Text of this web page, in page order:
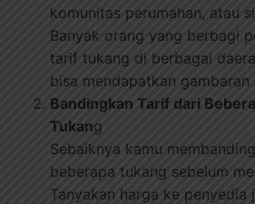
komunitas perumahan, atau
Banyak orang yang berbagi
tarif tukang di berbagai
bisa mendapatkan
Bandingkan Tarif dari
Tukang
Sebaiknya kamu
beberapa tukang sebelum
Tanyakan harga ke penyedia